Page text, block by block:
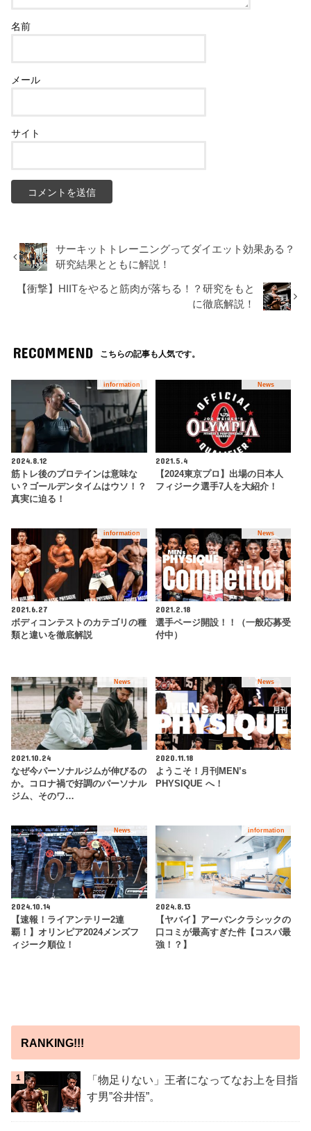
名前
メール
サイト
サーキットトレーニングってダイエット効果ある？
研究結果とともに解説！
【衝撃】HIITをやると筋肉が落ちる！？研究をもと
に徹底解説！
RECOMMEND こちらの記事も人気です。
information
2024.8.12
筋トレ後のプロテインは意味な
い？ゴールデンタイムはウソ！？
真実に迫る！
News
2021.5.4
【2024東京プロ】出場の日本人
フィジーク選手7人を大紹介！
information
2021.6.27
ボディコンテストのカテゴリの種
類と違いを徹底解説
News
2021.2.18
選手ページ開設！！（一般応募受
付中）
News
2021.10.24
なぜ今パーソナルジムが伸びるの
か。コロナ禍で好調のパーソナル
ジム、そのワ…
News
2020.11.18
ようこそ！月刊MEN’s
PHYSIQUE へ！
News
2024.10.14
【速報！ライアンテリー2連
覇！】オリンピア2024メンズフ
ィジーク順位！
information
2024.8.13
【ヤバイ】アーバンクラシックの
口コミが最高すぎた件【コスパ最
強！？】
RANKING!!!
「物足りない」王者になってなお上を目指
す男”谷井悟”。